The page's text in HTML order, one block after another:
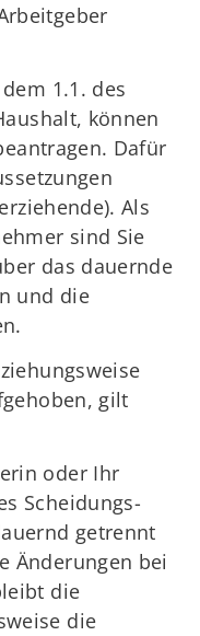
1.1. des
können
Dafür
Als
sind Sie
das dauernde
und die
gilt
oder Ihr
Scheidungs-
getrennt
Änderungen bei
die
die